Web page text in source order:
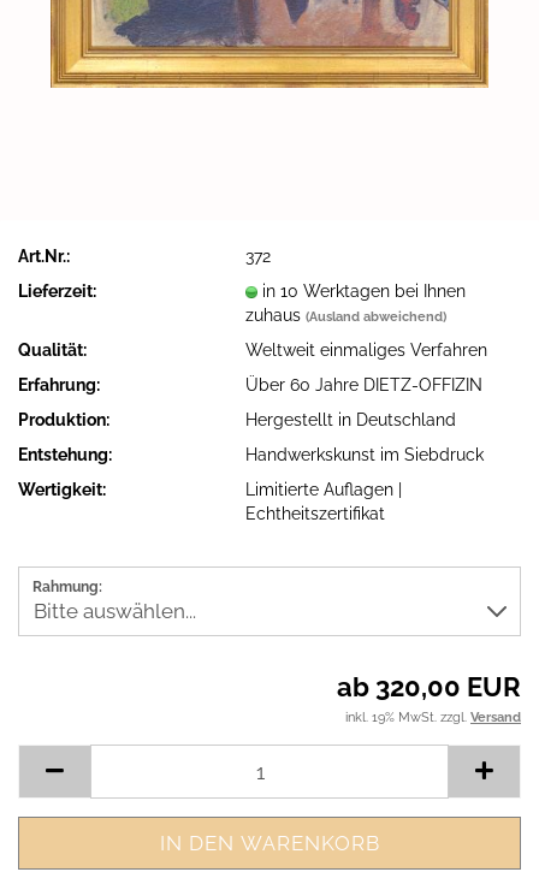
Art.Nr.:
372
Lieferzeit:
in 10 Werktagen bei Ihnen
zuhaus(Ausland abweichend)
Qualität:
Weltweit einmaliges Verfahren
Erfahrung:
Über 60 Jahre DIETZ-OFFIZIN
Produktion:
Hergestellt in Deutschland
Entstehung:
Handwerkskunst im Siebdruck
Wertigkeit:
Limitierte Auflagen |
Echtheitszertifikat
Rahmung:
ab 320,00 EUR
inkl. 19% MwSt. zzgl. Versand